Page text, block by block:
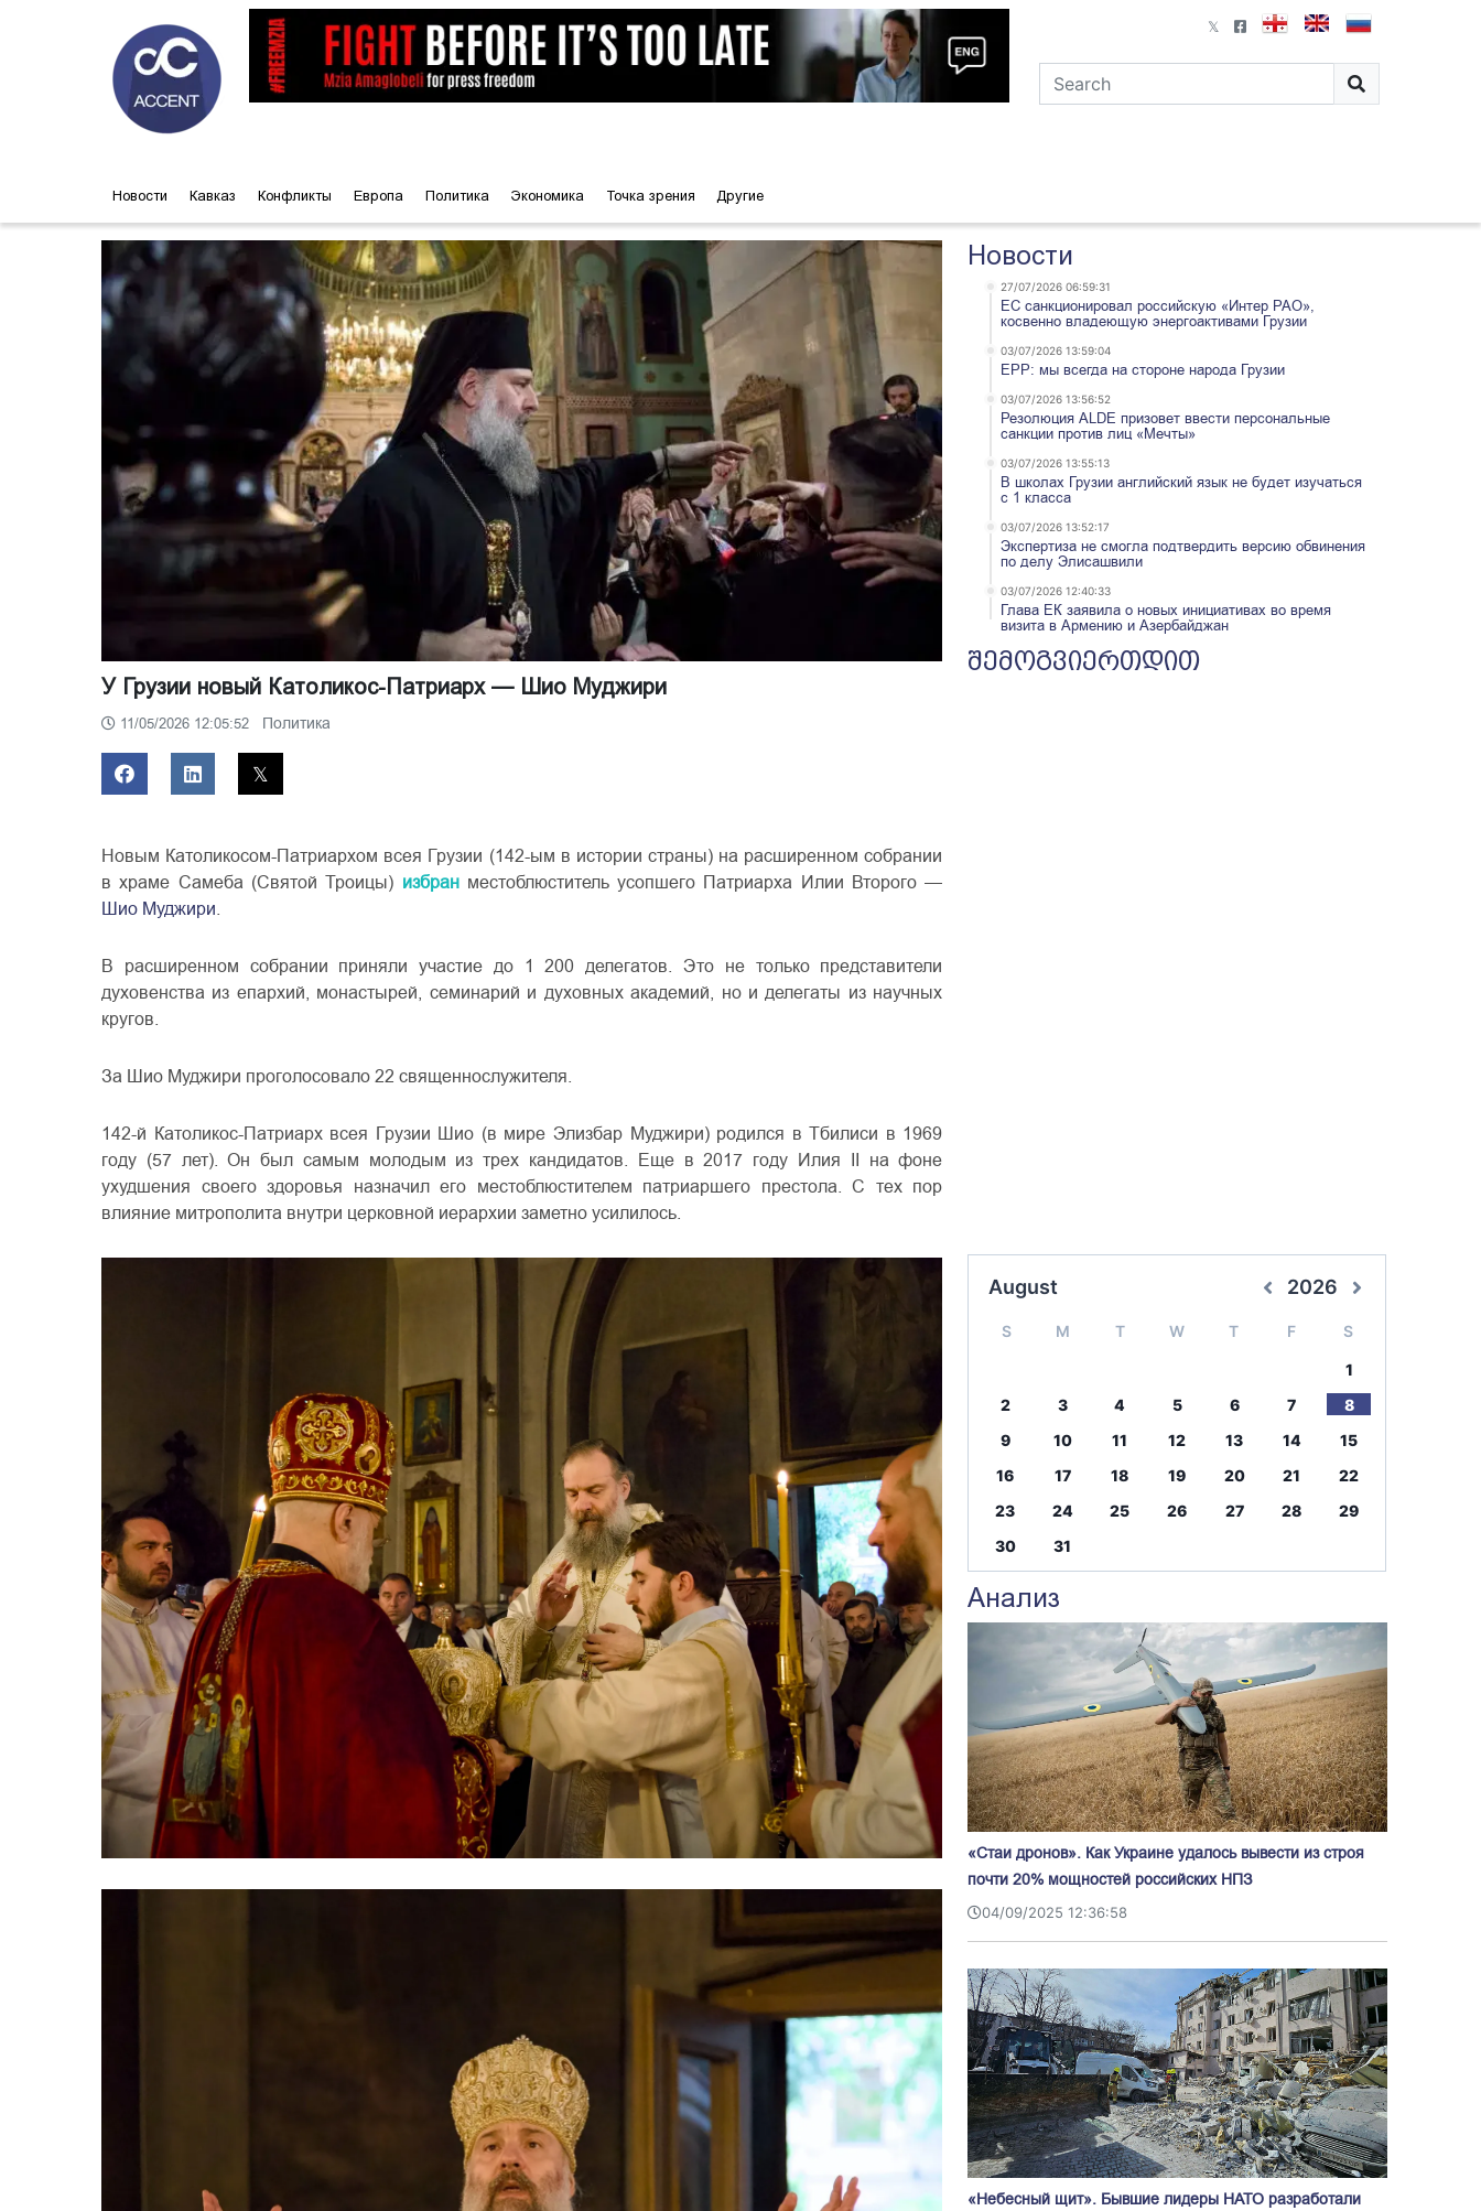
Новости Кавказ Конфликты Европа Политика Экономика Точка зрения Другие
У Грузии новый Католикос-Патриарх — Шио Муджири
11/05/2026 12:05:52 Политика
Новым Католикосом-Патриархом всея Грузии (142-ым в истории страны) на расширенном собрании
в храме Самеба (Святой Троицы) избран местоблюститель усопшего Патриарха Илии Второго —
Шио Муджири.
В расширенном собрании приняли участие до 1 200 делегатов. Это не только представители
духовенства из епархий, монастырей, семинарий и духовных академий, но и делегаты из научных
кругов.
За Шио Муджири проголосовало 22 священнослужителя.
142-й Католикос-Патриарх всея Грузии Шио (в мире Элизбар Муджири) родился в Тбилиси в 1969
году (57 лет). Он был самым молодым из трех кандидатов. Еще в 2017 году Илия II на фоне
ухудшения своего здоровья назначил его местоблюстителем патриаршего престола. С тех пор
влияние митрополита внутри церковной иерархии заметно усилилось.
Новости
27/07/2026 06:59:31
ЕС санкционировал российскую «Интер РАО»,
косвенно владеющую энергоактивами Грузии
03/07/2026 13:59:04
EPP: мы всегда на стороне народа Грузии
03/07/2026 13:56:52
Резолюция ALDE призовет ввести персональные
санкции против лиц «Мечты»
03/07/2026 13:55:13
В школах Грузии английский язык не будет изучаться
с 1 класса
03/07/2026 13:52:17
Экспертиза не смогла подтвердить версию обвинения
по делу Элисашвили
03/07/2026 12:40:33
Глава ЕК заявила о новых инициативах во время
визита в Армению и Азербайджан
შემოგვიერთდით
August 2026
S M T W T F S
1
2
3 4 5 6 7
8
9
10 11 12 13 14
15
16
17 18 19 20 21
22
23
24 25 26 27 28
29
30
31
Анализ
«Стаи дронов». Как Украине удалось вывести из строя
почти 20% мощностей российских НПЗ
04/09/2025 12:36:58
«Небесный щит». Бывшие лидеры НАТО разработали